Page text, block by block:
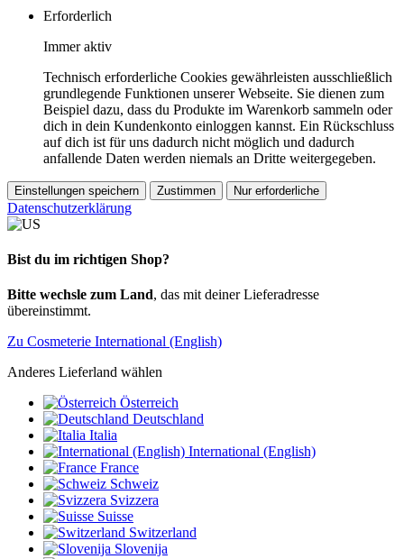
Erforderlich
Immer aktiv
Technisch erforderliche Cookies gewährleisten ausschließlich
grundlegende Funktionen unserer Webseite. Sie dienen zum
Beispiel dazu, dass du Produkte im Warenkorb sammeln oder
dich in dein Kundenkonto einloggen kannst. Ein Rückschluss
auf dich ist für uns dadurch nicht möglich und dadurch
anfallende Daten werden niemals an Dritte weitergegeben.
Einstellungen speichern Zustimmen Nur erforderliche
Datenschutzerklärung
Bist du im richtigen Shop?
Bitte wechsle zum Land, das mit deiner Lieferadresse
übereinstimmt.
Zu Cosmeterie International (English)
Anderes Lieferland wählen
Österreich
Deutschland
Italia
International (English)
France
Schweiz
Svizzera
Suisse
Switzerland
Slovenija